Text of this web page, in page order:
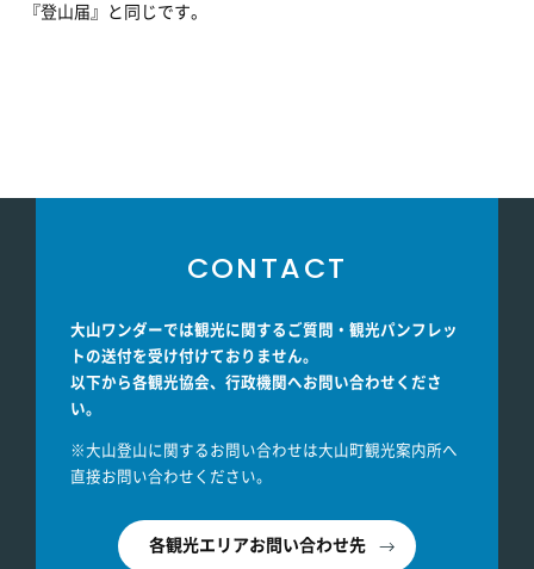
『登山届』と同じです。
CONTACT
大山ワンダーでは観光に関するご質問・観光パンフレッ
トの送付を受け付けておりません。
以下から各観光協会、行政機関へお問い合わせくださ
い。
※大山登山に関するお問い合わせは大山町観光案内所へ
直接お問い合わせください。
各観光エリアお問い合わせ先